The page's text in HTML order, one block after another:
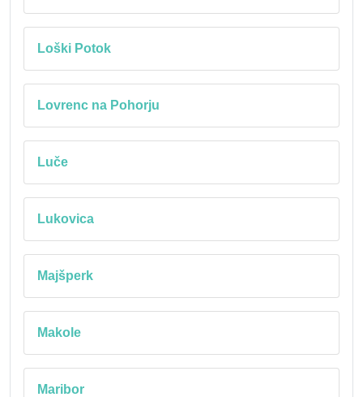
Loški Potok
Lovrenc na Pohorju
Luče
Lukovica
Majšperk
Makole
Maribor